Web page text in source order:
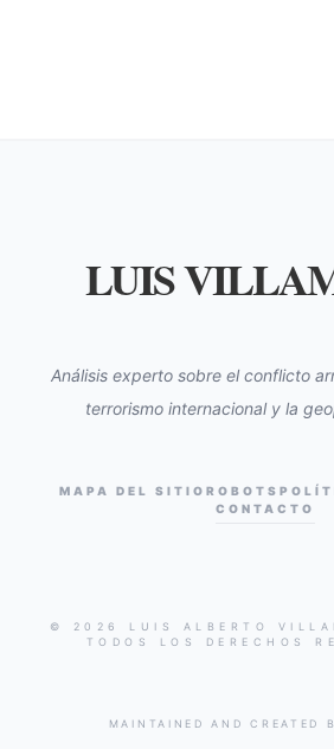
LUIS
Análisis experto sobre el conflicto
terrorismo internacional y la
MAPA DEL SITIO ROBOTS
CONTACTO
© 2026 LUIS ALBERTO
TODOS LOS DERECHOS
MAINTAINED AND CREATED